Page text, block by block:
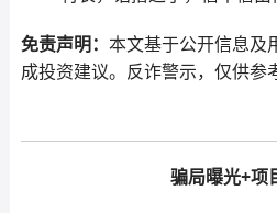
免责声明： 本文基于公开信息及
成投资建议。反诈警示，仅供参
骗局曝光+项